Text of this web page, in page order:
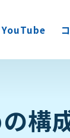
YouTube
構